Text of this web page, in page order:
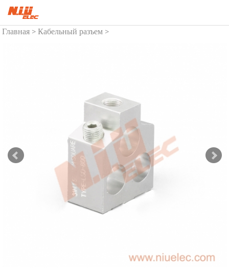
Главная >Кабельный разъем >